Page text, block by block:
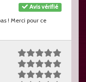
Avis vérifié
! Merci pour ce